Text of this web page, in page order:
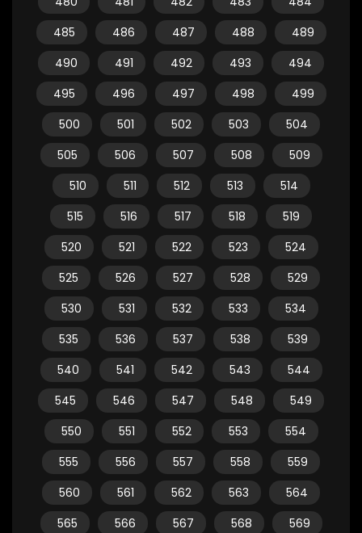
485
486 487 488
489
490
491 492 493
494
495
496 497 498
499
500
501 502 503
504
505
506 507 508
509
510
511 512 513
514
515
516 517 518
519
520
521 522 523
524
525
526 527 528
529
530
531 532 533
534
535
536 537 538
539
540
541 542 543
544
545
546 547 548
549
550
551 552 553
554
555
556 557 558
559
560
561 562 563
564
565
566 567 568
569